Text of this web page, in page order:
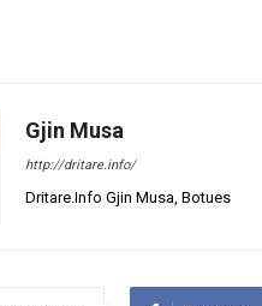
Gjin Musa
http://dritare.info/
Dritare.Info Gjin Musa, Botues